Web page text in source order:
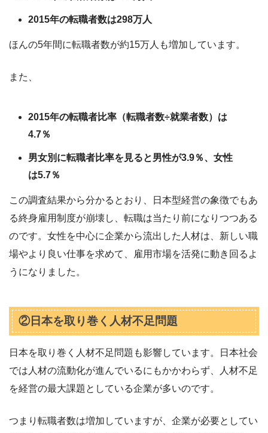
2015年の転職者数は298万人
ほんの5年間に転職者数が約15万人も増加しています。
また、
2015年の転職者比率（転職者数÷就業者数）は
4.7％
男女別に転職者比率を見ると男性が3.9％、女性
は5.7％
この調査結果から分かるとおり、日本型経営の象徴でもあ
る終身雇用制度が崩壊し、転職は当たり前になりつつある
のです。女性を中心に企業から流出した人材は、新しい職
場やより良い仕事を求めて、雇用市場を活発に動き回るよ
うになりました。
②日本を取り巻く人材不足問題
日本を取り巻く人材不足問題も影響しています。日本社会
では人材の流動化が進んでいるにもかかわらず、人材不足
を経営の最大課題としている企業が多いのです。
つまり転職者数は増加していますが、企業が必要としてい